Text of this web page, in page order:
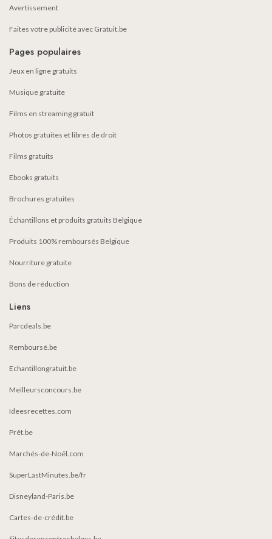
Avertissement
Faites votre publicité avec Gratuit.be
Pages populaires
Jeux en ligne gratuits
Musique gratuite
Films en streaming gratuit
Photos gratuites et libres de droit
Films gratuits
Ebooks gratuits
Brochures gratuites
Échantillons et produits gratuits Belgique
Produits 100% remboursés Belgique
Nourriture gratuite
Bons de réduction
Liens
Parcdeals.be
Remboursé.be
Echantillongratuit.be
Meilleursconcours.be
Ideesrecettes.com
Prêt.be
Marchés-de-Noël.com
SuperLastMinutes.be/fr
Disneyland-Paris.be
Cartes-de-crédit.be